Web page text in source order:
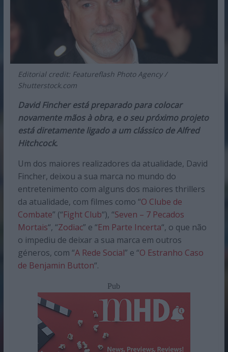
Editorial credit: Featureflash Photo Agency /
Shutterstock.com
David Fincher está preparado para colocar
novamente mãos à obra, e o seu próximo projeto
está diretamente ligado a um clássico de Alfred
Hitchcock.
Um dos maiores realizadores da atualidade, David
Fincher, deixou a sua marca no mundo do
entretenimento com alguns dos maiores thrillers
da atualidade, com filmes como “O Clube de
Combate” (“Fight Club“), “Seven – 7 Pecados
Mortais“, “Zodiac” e “Em Parte Incerta“, o que não
o impediu de deixar a sua marca em outros
géneros, com “A Rede Social” e “O Estranho Caso
de Benjamin Button“.
Pub